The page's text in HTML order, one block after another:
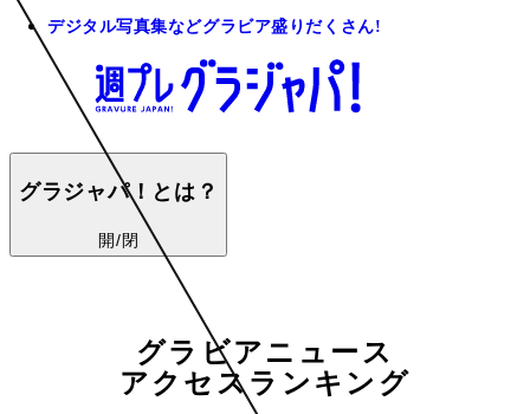
デジタル写真集などグラビア盛りだくさん!
グラジャパ！とは？
開/閉
グラビアニュース
アクセスランキング